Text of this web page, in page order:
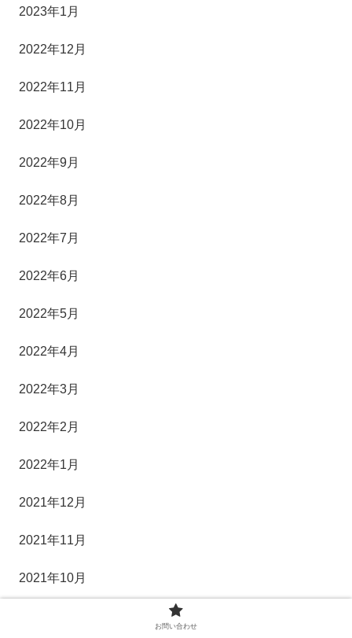
2023年1月
2022年12月
2022年11月
2022年10月
2022年9月
2022年8月
2022年7月
2022年6月
2022年5月
2022年4月
2022年3月
2022年2月
2022年1月
2021年12月
2021年11月
2021年10月
お問い合わせ